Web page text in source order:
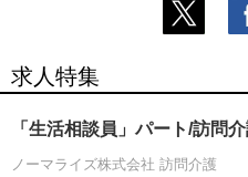
求人特集
「生活相談員」パート/訪問
ノーマライズ株式会社 訪問介護